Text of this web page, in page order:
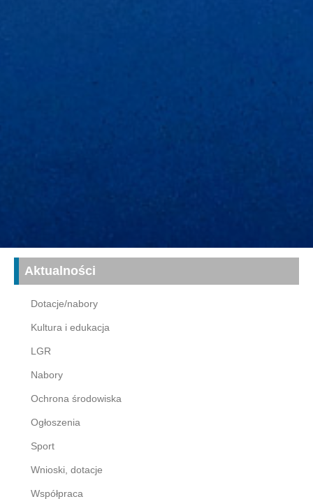
Aktualności
Dotacje/nabory
Kultura i edukacja
LGR
Nabory
Ochrona środowiska
Ogłoszenia
Sport
Wnioski, dotacje
Współpraca